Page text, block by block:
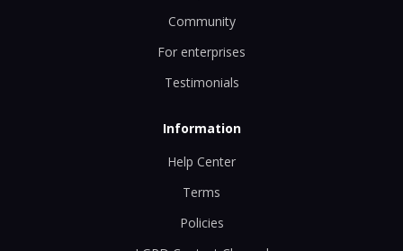
Community
For enterprises
Testimonials
Information
Help Center
Terms
Policies